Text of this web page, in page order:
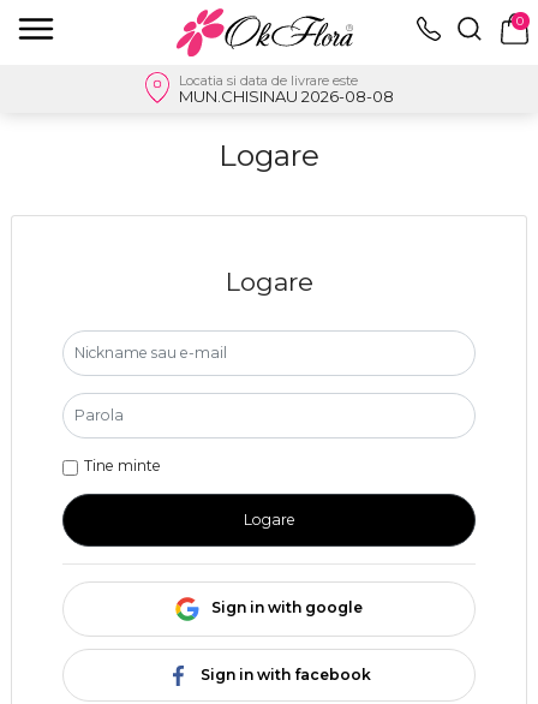
0
Locatia si data de livrare este
MUN.CHISINAU 2026-08-08
Logare
Logare
Tine minte
Logare
Sign in with google
Sign in with facebook